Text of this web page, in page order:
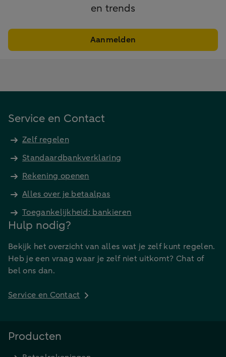
en trends
Aanmelden
Service en Contact
Zelf regelen
Standaardbankverklaring
Rekening openen
Alles over je betaalpas
Toegankelijkheid: bankieren
Hulp nodig?
Bekijk het overzicht van alles wat je zelf kunt regelen.
Heb je een vraag waar je zelf niet uitkomt? Chat of
bel ons dan.
Service en Contact
Producten